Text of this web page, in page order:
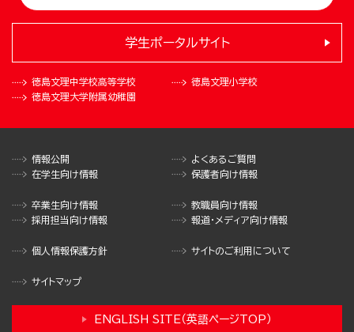
徳島文理中学校高等学校
徳島文理小学校
徳島文理大学附属幼稚園
学生ポータルサイト
情報公開
よくあるご質問
在学生向け情報
保護者向け情報
卒業生向け情報
教職員向け情報
採用担当向け情報
報道・メディア向け情報
個人情報保護方針 サイトのご利用について
サイトマップ
ENGLISH SITE（英語ページTOP）